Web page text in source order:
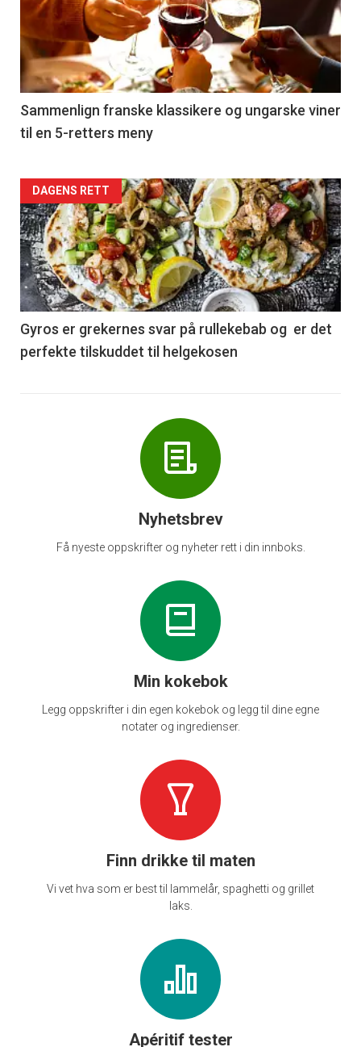
akkurat
nå
-
5
Sammenlign franske klassikere og ungarske viner
til en 5-retters meny
Forsiden
akkurat
nå
-
6
DAGENS RETT
Gyros er grekernes svar på rullekebab og er det
perfekte tilskuddet til helgekosen
Nyhetsbrev
Få nyeste oppskrifter og nyheter rett i din innboks.
Min kokebok
Legg oppskrifter i din egen kokebok og legg til dine egne
notater og ingredienser.
Finn drikke til maten
Vi vet hva som er best til lammelår, spaghetti og grillet
laks.
Apéritif tester